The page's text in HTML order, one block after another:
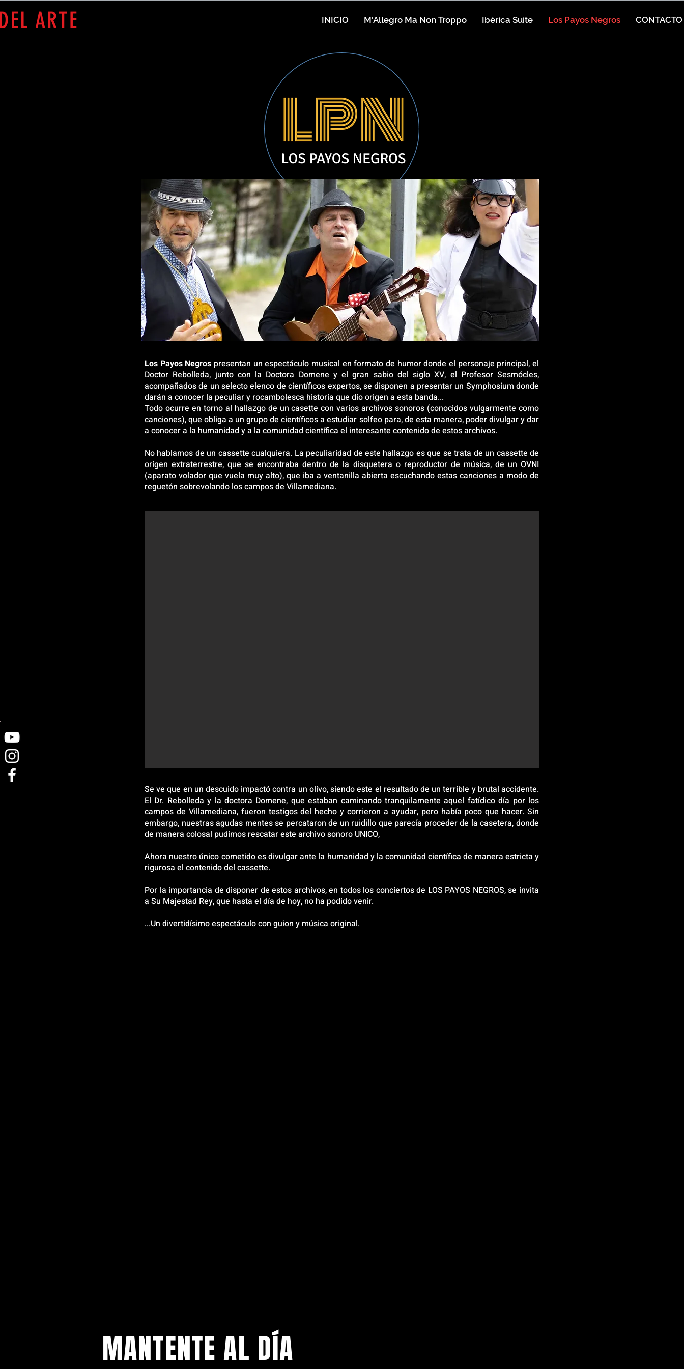
ARTE INICIO M'Allegro Ma Non Troppo Ibérica Suite Los Payos Negros CONTACTO
Los Payos Negros presentan un espectáculo musical en formato de humor donde el personaje principal, el
Doctor Rebolleda, junto con la Doctora Domene y el gran sabio del siglo XV, el Profesor Sesmócles,
acompañados de un selecto elenco de científicos expertos, se disponen a presentar un Symphosium donde
darán a conocer la peculiar y rocambolesca historia que dio origen a esta banda...
Todo ocurre en torno al hallazgo de un casette con varios archivos sonoros (conocidos vulgarmente como
canciones), que obliga a un grupo de científicos a estudiar solfeo para, de esta manera, poder divulgar y dar
a conocer a la humanidad y a la comunidad científica el interesante contenido de estos archivos.
No hablamos de un cassette cualquiera. La peculiaridad de este hallazgo es que se trata de un cassette de
origen extraterrestre, que se encontraba dentro de la disquetera o reproductor de música, de un OVNI
(aparato volador que vuela muy alto), que iba a ventanilla abierta escuchando estas canciones a modo de
reguetón sobrevolando los campos de Villamediana.
Se ve que en un descuido impactó contra un olivo, siendo este el resultado de un terrible y brutal accidente.
El Dr. Rebolleda y la doctora Domene, que estaban caminando tranquilamente aquel fatídico día por los
campos de Villamediana, fueron testigos del hecho y corrieron a ayudar, pero había poco que hacer. Sin
embargo, nuestras agudas mentes se percataron de un ruidillo que parecía proceder de la casetera, donde
de manera colosal pudimos rescatar este archivo sonoro UNICO,
Ahora nuestro único cometido es divulgar ante la humanidad y la comunidad científica de manera estricta y
rigurosa el contenido del cassette.
Por la importancia de disponer de estos archivos, en todos los conciertos de LOS PAYOS NEGROS, se invita
a Su Majestad Rey, que hasta el día de hoy, no ha podido venir.
...Un divertidísimo espectáculo con guion y música original.
MANTENTE AL DÍA